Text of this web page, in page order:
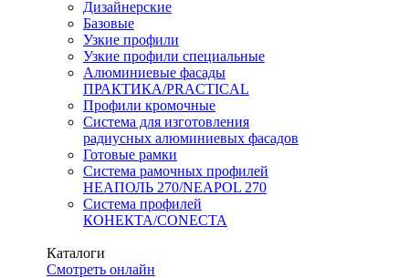
Дизайнерские
Базовые
Узкие профили
Узкие профили специальные
Алюминиевые фасады
ПРАКТИКА/PRACTICAL
Профили кромочные
Система для изготовления
радиусных алюминиевых фасадов
Готовые рамки
Система рамочных профилей
НЕАПОЛЬ 270/NEAPOL 270
Система профилей
КОНЕКТА/CONECTA
Каталоги
Смотреть онлайн